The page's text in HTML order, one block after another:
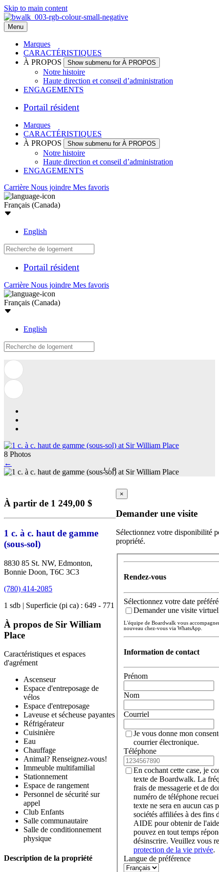
Skip to main content
Menu
Marques
CARACTÉRISTIQUES
À PROPOS
Show submenu for À PROPOS
Notre histoire
Haute direction et conseil d’administration
ENGAGEMENTS
Portail résident
Marques
CARACTÉRISTIQUES
À PROPOS
Show submenu for À PROPOS
Notre histoire
Haute direction et conseil d’administration
ENGAGEMENTS
Carrière Nous joindre Mes favoris
Français (Canada)
English
Portail résident
Carrière Nous joindre Mes favoris
Français (Canada)
English
8 Photos
←
1 /8
À partir de 1 249,00 $
1 c. à c. haut de gamme
(sous-sol)
8830 85 St. NW, Edmonton,
Bonnie Doon, T6C 3C3
(780) 414-2085
1 sdb | Superficie (pi ca) : 649 - 771
À propos de Sir William
Place
Caractéristiques et espaces
d'agrément
Ascenseur
Espace d'entreposage de
vélos
Espace d'entreposage
Laveuse et sécheuse payantes
Réfrigérateur
Cuisinière
Eau
Chauffage
Animal? Renseignez-vous!
Immeuble multifamilial
Stationnement
Espace de rangement
Personnel de sécurité sur
appel
Club Enfants
Salle communautaire
Salle de conditionnement
physique
Description de la propriété
×
Demander une visite
Sélectionnez votre disponibilité
propriété.
Rendez-vous
Sélectionnez votre date
Demander une visite
L'équipe de Boardwalk vous
nouveau chez-vous via WhatsApp.
Information de contact
Prénom
Nom
Courriel
Je vous donne mon
courrier électronique.
Téléphone
En cochant cette case, je
texte de Boardwalk. La
frais de messagerie et de
numéro de téléphone
texte ne sera en aucun cas
sociétés affiliées à des fins
AIDE pour obtenir de
pouvez en tout temps
désinscrire. Veuillez vous
protection de la vie privée.
Langue de préférence